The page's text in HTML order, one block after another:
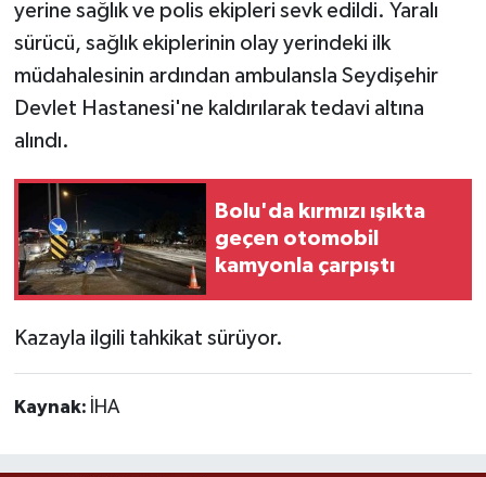
yerine sağlık ve polis ekipleri sevk edildi. Yaralı
sürücü, sağlık ekiplerinin olay yerindeki ilk
müdahalesinin ardından ambulansla Seydişehir
Devlet Hastanesi'ne kaldırılarak tedavi altına
alındı.
Bolu'da kırmızı ışıkta
geçen otomobil
kamyonla çarpıştı
Kazayla ilgili tahkikat sürüyor.
Kaynak: İHA